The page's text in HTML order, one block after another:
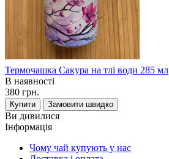
Термочашка Сакура на тлі води 285 мл
В наявності
380 грн.
Купити Замовити швидко
Ви дивилися
Інформація
Чому чай купують у нас